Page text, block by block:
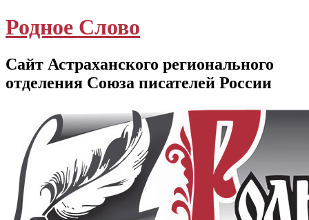
Родное Слово
Сайт Астраханского регионального
отделения Союза писателей России